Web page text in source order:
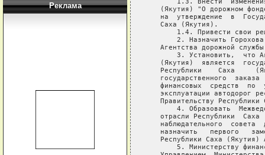
Реклама
(Якутия) "О дорожном
на  утверждение  в
   Саха (Якутия).
1.4. Привести свои
2. Назначить
Агентства дорожной
3. Установить,  что
(Якутия)  является
Республики    Саха
государственного  заказа
финансовых  средств  по
эксплуатации автодорог
Правительству Республики
4. Образовать
отрасли Республики  Саха
наблюдательного  совета
назначить   первого
Республики Саха (Якутия)
5. Министерству